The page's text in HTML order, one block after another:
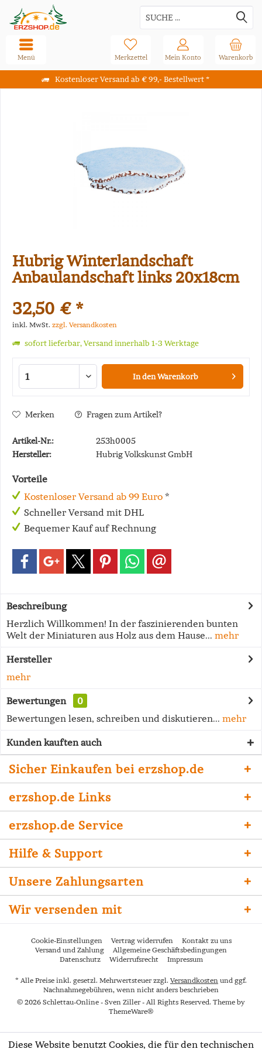
Kostenloser Versand ab € 99,- Bestellwert *
Warenkorb
Merkzettel Mein Konto
Menü
Hubrig Winterlandschaft
Anbaulandschaft links 20x18cm
32,50 € *
inkl. MwSt. zzgl. Versandkosten
sofort lieferbar, Versand innerhalb 1-3 Werktage
In denWarenkorb
Merken Fragen zum Artikel?
Artikel-Nr.:
253h0005
Hersteller:
Hubrig Volkskunst GmbH
Vorteile
Kostenloser Versand ab 99 Euro *
Schneller Versand mit DHL
Bequemer Kauf auf Rechnung
Beschreibung
Herzlich Willkommen! In der faszinierenden bunten
Welt der Miniaturen aus Holz aus dem Hause... mehr
Hersteller
mehr
Bewertungen
0
Bewertungen lesen, schreiben und diskutieren... mehr
Kunden kauften auch
Sicher Einkaufen bei erzshop.de
erzshop.de Links
erzshop.de Service
Hilfe & Support
Unsere Zahlungsarten
Wir versenden mit
Cookie-Einstellungen Vertrag widerrufen
Kontakt zu uns
Versand und Zahlung
Allgemeine Geschäftsbedingungen
Datenschutz
Widerrufsrecht Impressum
* Alle Preise inkl. gesetzl. Mehrwertsteuer zzgl. Versandkosten und ggf.
Nachnahmegebühren, wenn nicht anders beschrieben
© 2026 Schlettau-Online - Sven Ziller - All Rights Reserved. Theme by
ThemeWare®
Diese Website benutzt Cookies, die für den technischen